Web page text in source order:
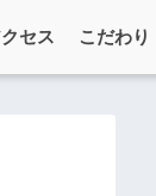
セス こだわり